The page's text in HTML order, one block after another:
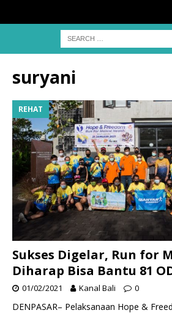
suryani
REHAT
Sukses Digelar, Run for
Diharap Bisa Bantu 81
01/02/2021 Kanal Bali 0
DENPASAR– Pelaksanaan Hope &